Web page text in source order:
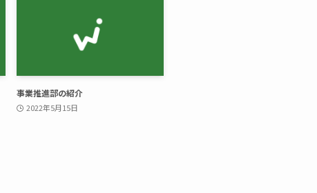
事業推進部の紹介
2022年5月15日